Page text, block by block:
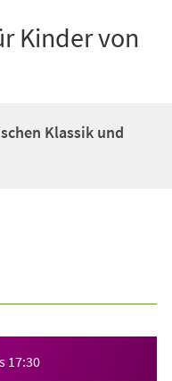
Kinder von
Klassik und
17:30